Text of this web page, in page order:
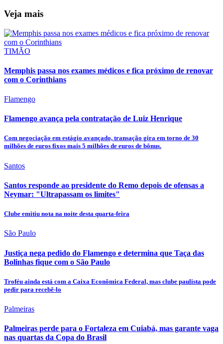
Veja mais
TIMÃO
Memphis passa nos exames médicos e fica próximo de renovar
com o Corinthians
Flamengo
Flamengo avança pela contratação de Luiz Henrique
Com negociação em estágio avançado, transação gira em torno de 30
milhões de euros fixos mais 5 milhões de euros de bônus.
Santos
Santos responde ao presidente do Remo depois de ofensas a
Neymar: "Ultrapassam os limites"
Clube emitiu nota na noite desta quarta-feira
São Paulo
Justiça nega pedido do Flamengo e determina que Taça das
Bolinhas fique com o São Paulo
Troféu ainda está com a Caixa Econômica Federal, mas clube paulista pode
pedir para recebê-lo
Palmeiras
Palmeiras perde para o Fortaleza em Cuiabá, mas garante vaga
nas quartas da Copa do Brasil